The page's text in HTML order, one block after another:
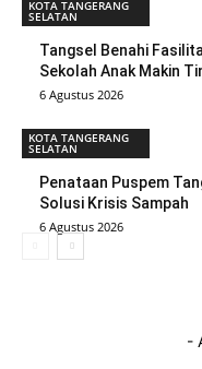
KOTA TANGERANG
SELATAN
Tangsel Benahi
Sekolah Anak Makin
6 Agustus 2026
KOTA TANGERANG
SELATAN
Penataan Puspem
Solusi Krisis Sampah
6 Agustus 2026
-